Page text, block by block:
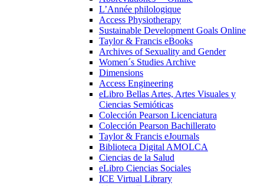
L’Année philologique
Access Physiotherapy
Sustainable Development Goals Online
Taylor & Francis eBooks
Archives of Sexuality and Gender
Women´s Studies Archive
Dimensions
Access Engineering
eLibro Bellas Artes, Artes Visuales y
Ciencias Semióticas
Colección Pearson Licenciatura
Colección Pearson Bachillerato
Taylor & Francis eJournals
Biblioteca Digital AMOLCA
Ciencias de la Salud
eLibro Ciencias Sociales
ICE Virtual Library